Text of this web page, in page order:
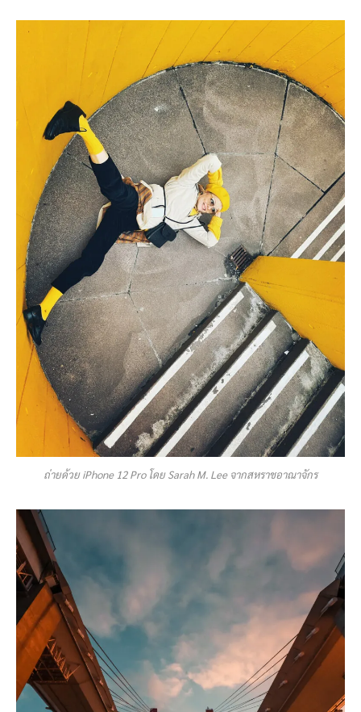
ถ่ายด้วย iPhone 12 Pro โดย Sarah M. Lee จากสหราชอาณาจักร